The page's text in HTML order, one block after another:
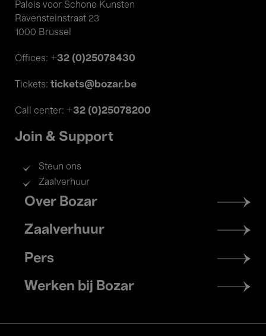
Paleis voor Schone Kunsten
Ravensteinstraat 23
1000 Brussel
Offices: +32 (0)25078430
Tickets: tickets@bozar.be
Call center: +32 (0)25078200
Join & Support
Steun ons
Zaalverhuur
Footer
menu
Over Bozar
Zaalverhuur
Pers
Werken bij Bozar